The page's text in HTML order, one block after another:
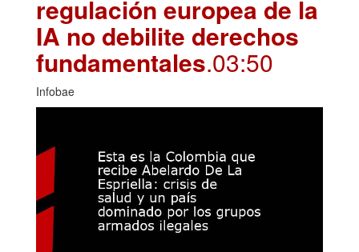
regulación europea de la
IA no debilite derechos
fundamentales.03:50
Infobae